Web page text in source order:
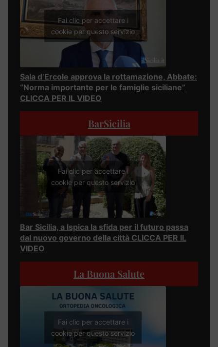
Fai clic per accettare i
cookie per questo servizio
Sala d’Ercole approva la rottamazione, Abbate:
“Norma importante per le famiglie siciliane”
CLICCA PER IL VIDEO
BarSicilia
Fai clic per accettare i
cookie per questo servizio
Bar Sicilia, a Ispica la sfida per il futuro passa
dal nuovo governo della città CLICCA PER IL
VIDEO
La Buona Salute
Fai clic per accettare i
cookie per questo servizio